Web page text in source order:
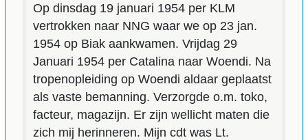
Op dinsdag 19 januari 1954 per KLM
vertrokken naar NNG waar we op 23 jan.
1954 op Biak aankwamen. Vrijdag 29
Januari 1954 per Catalina naar Woendi. Na
tropenopleiding op Woendi aldaar geplaatst
als vaste bemanning. Verzorgde o.m. toko,
facteur, magazijn. Er zijn wellicht maten die
zich mij herinneren. Mijn cdt was Lt.